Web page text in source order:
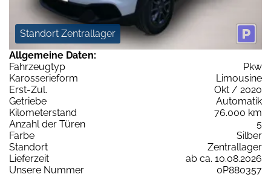
Standort Zentrallager
Allgemeine Daten:
Fahrzeugtyp
Pkw
Karosserieform
Limousine
Erst-Zul.
Okt / 2020
Getriebe
Automatik
Kilometerstand
76.000 km
Anzahl der Türen
5
Farbe
Silber
Standort
Zentrallager
Lieferzeit
ab ca. 10.08.2026
Unsere Nummer
0P880357